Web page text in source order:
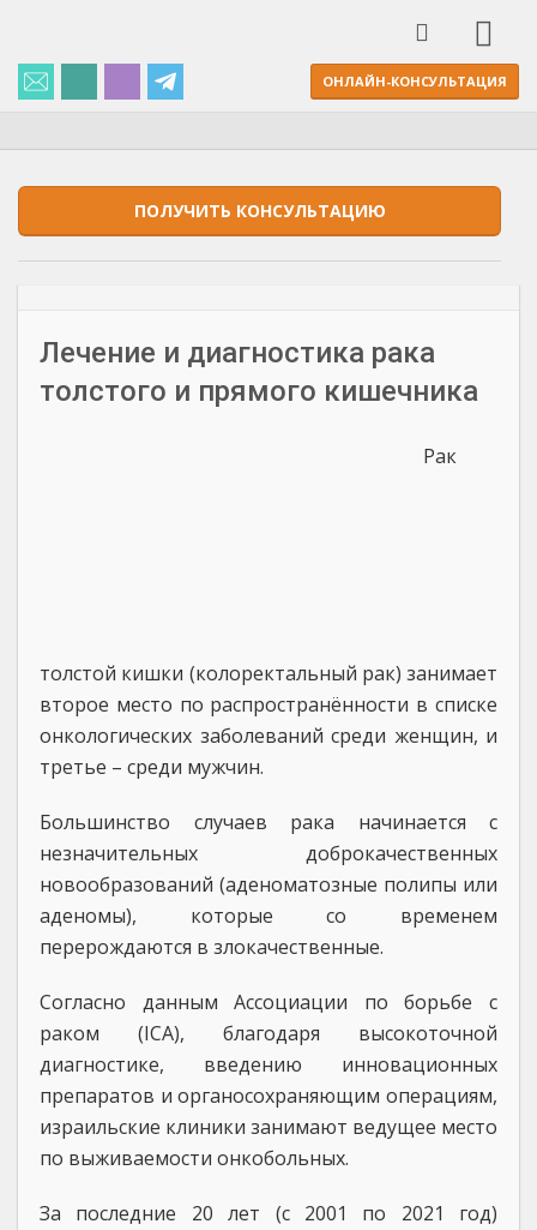
ОНЛАЙН-КОНСУЛЬТАЦИЯ
ПОЛУЧИТЬ КОНСУЛЬТАЦИЮ
Лечение и диагностика рака
толстого и прямого кишечника
Рак
толстой кишки (колоректальный рак) занимает
второе место по распространённости в списке
онкологических заболеваний среди женщин, и
третье – среди мужчин.
Большинство случаев рака начинается с
незначительных доброкачественных
новообразований (аденоматозные полипы или
аденомы), которые со временем
перерождаются в злокачественные.
Согласно данным Ассоциации по борьбе с
раком (ICA), благодаря высокоточной
диагностике, введению инновационных
препаратов и органосохраняющим операциям,
израильские клиники занимают ведущее место
по выживаемости онкобольных.
За последние 20 лет (с 2001 по 2021 год)